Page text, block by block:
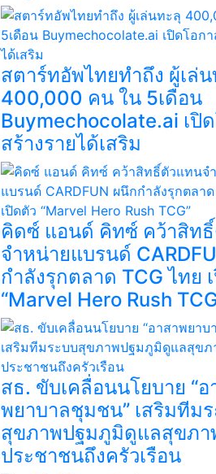
สตาร์ทอัพไทยทำถึง ผู้เล่
400,000 คน ใน 5เดือน
Buymechocolate.ai เปิ
สร้างรายได้เสริม
คิดซ์ แอนด์ คิทซ์ คว้าสิท
จำหน่ายแบรนด์
กำลังรุกตลาด TCG ไทย
“Marvel Hero Rush
สธ. ขับเคลื่อนนโยบาย “อ
พยาบาลชุมชน” เสริมทีม
สุขภาพปฐมภูมิดูแลสุขภา
ประชาชนถึงครัวเรือน